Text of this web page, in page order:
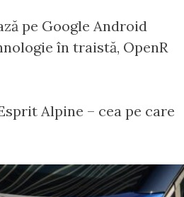
pe Google Android
în traistă, OpenR
Alpine – cea pe care